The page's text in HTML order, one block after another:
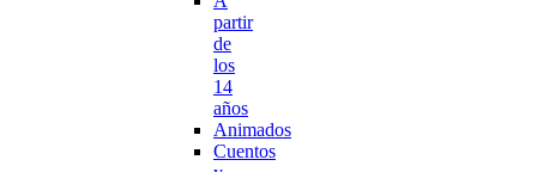
partir
de
los
14
años
Animados
Cuentos